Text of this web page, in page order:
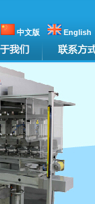
中文版 English